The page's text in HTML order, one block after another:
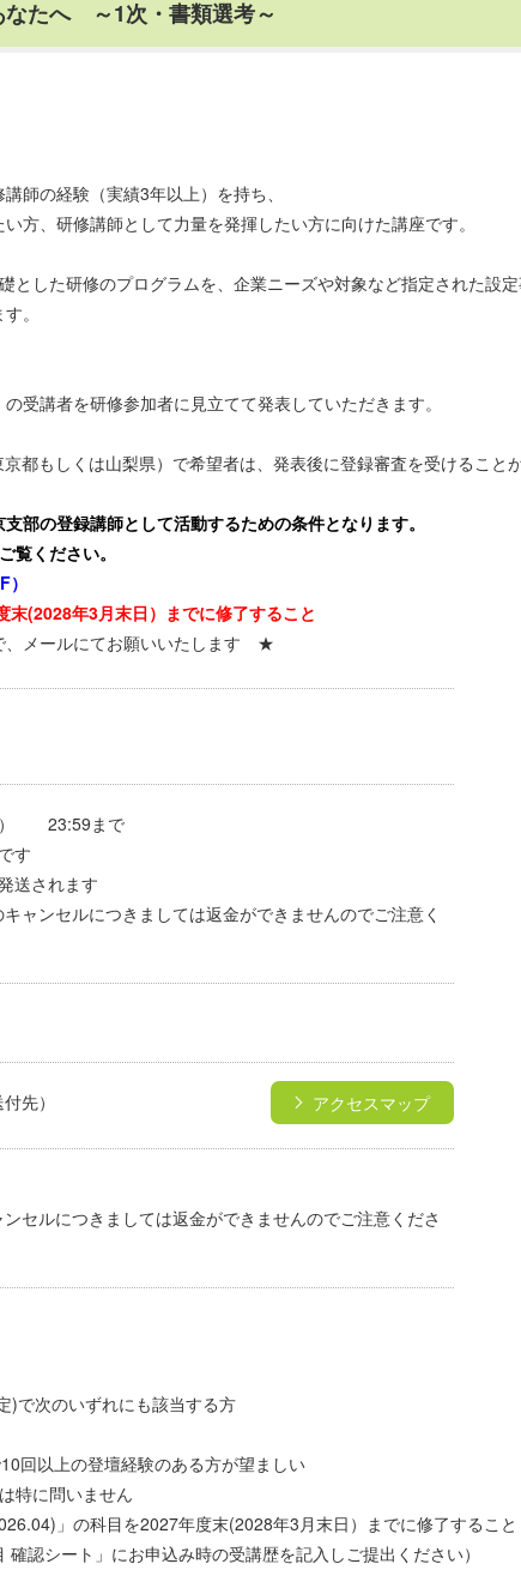
たへ ～1次・書類選考～
師の経験（実績3年以上）を持ち、
方、研修講師として力量を発揮したい方に向けた講座です。
とした研修のプログラムを、企業ニーズや対象など指定された設
。
受講者を研修参加者に見立てて発表していただきます。
都もしくは山梨県）で希望者は、発表後に登録審査を受けることが
部の登録講師として活動するための条件となります。
覧ください。
末(2028年3月末日）までに修了すること
メールにてお願いいたします ★
） 23:59まで
す
されます
ンセルにつきましては返金ができませんのでご注意く
先） アクセスマップ
セルにつきましては返金ができませんのでご注意くださ
)で次のいずれにも該当する方
以上の登壇経験のある方が望ましい
に問いません
」の科目を2027年度末(2028年3月末日）までに修了すること
シート」にお申込み時の受講歴を記入しご提出ください）